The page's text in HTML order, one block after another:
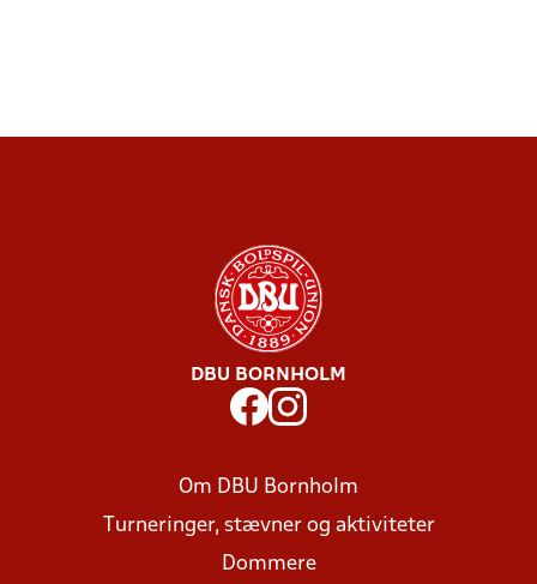
DBU BORNHOLM
Om DBU Bornholm
Turneringer, stævner og aktiviteter
Dommere